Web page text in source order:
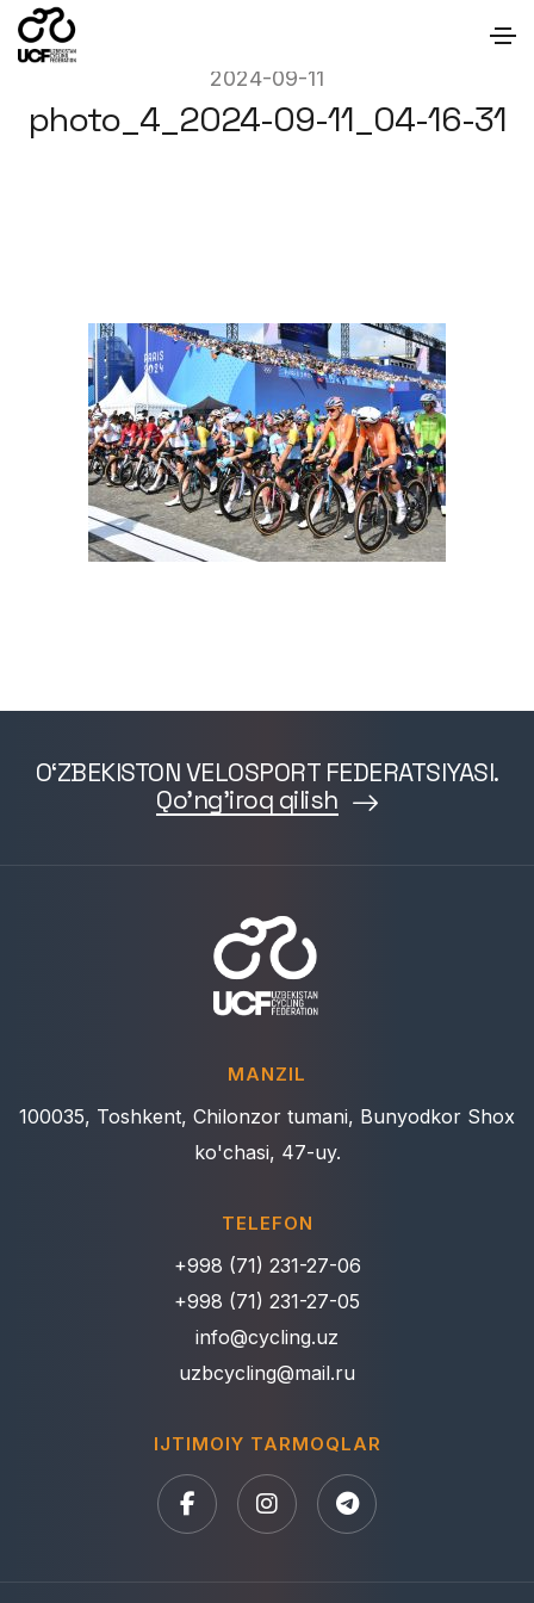
2024-09-11
photo_4_2024-09-11_04-16-31
O‘ZBEKISTON VELOSPORT FEDERATSIYASI.
Qo'ng'iroq qilish
MANZIL
100035, Toshkent, Chilonzor tumani, Bunyodkor Shox
ko'chasi, 47-uy.
TELEFON
+998 (71) 231-27-06
+998 (71) 231-27-05
info@cycling.uz
uzbcycling@mail.ru
IJTIMOIY TARMOQLAR